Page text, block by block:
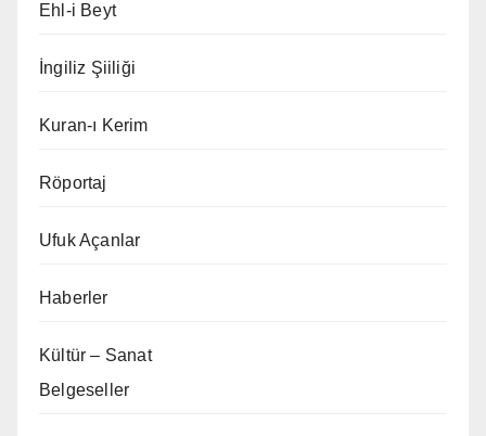
Ehl-i Beyt
İngiliz Şiiliği
Kuran-ı Kerim
Röportaj
Ufuk Açanlar
Haberler
Kültür – Sanat
Belgeseller